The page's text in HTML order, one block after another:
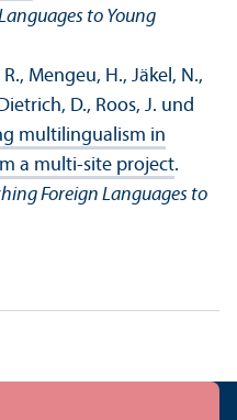
to Young
Mengeu, H., Jäkel, N.,
D., Roos, J. und
multilingualism in
a multi-site project.
Foreign Languages to